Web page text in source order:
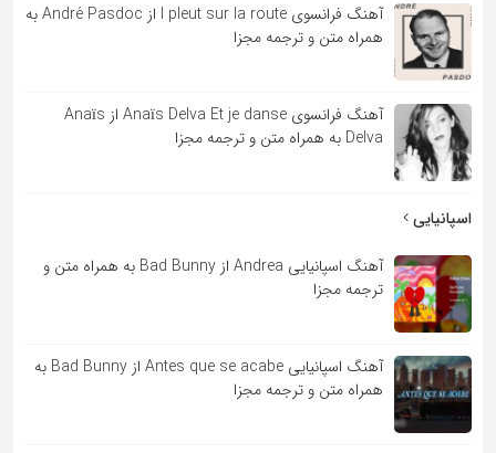
آهنگ فرانسوی l pleut sur la route از André Pasdoc به
همراه متن و ترجمه مجزا
آهنگ فرانسوی Anaïs Delva Et je danse از Anaïs
Delva به همراه متن و ترجمه مجزا
اسپانیایی
آهنگ اسپانیایی Andrea از Bad Bunny به همراه متن و
ترجمه مجزا
آهنگ اسپانیایی Antes que se acabe از Bad Bunny به
همراه متن و ترجمه مجزا